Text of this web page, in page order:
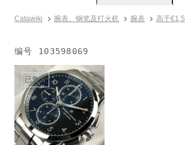
Catawiki 腕表、钢笔及打火机 腕表 高于
编号 103598069
已售出